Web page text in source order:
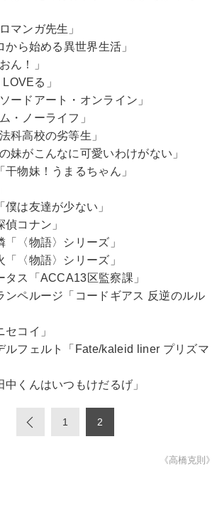
マンガ先生」
ら始める異世界生活」
ん！」
る」
ードアート・オンライン」
・ノーライフ」
科高校の劣等生」
妹がこんなに可愛いわけがない」
物妹！うまるちゃん」
は友達が少ない」
コナン」
〈物語〉シリーズ」
〈物語〉シリーズ」
タス「ACCA13区監察課」
ンペルージ「コードギアス 反逆のルル
コイ」
ルフェルト「Fate/kaleid liner プリズマ
くんはいつもけだるげ」
1 2
《高橋克則》